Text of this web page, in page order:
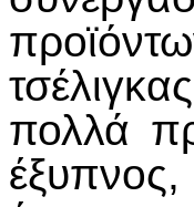
πολλά
έξυπνος,